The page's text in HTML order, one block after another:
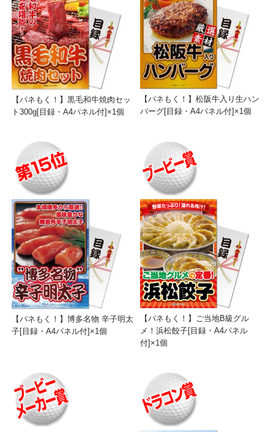
【パネもく！】黒毛和牛焼肉セッ
ト300g[目録・A4パネル付]×1個
【パネもく！】松阪牛入り生ハン
バーグ[目録・A4パネル付]×1個
【パネもく！】博多名物 辛子明太
子[目録・A4パネル付]×1個
【パネもく！】ご当地B級グル
メ！浜松餃子[目録・A4パネル
付]×1個